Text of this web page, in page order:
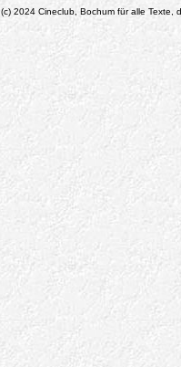
(c) 2024 Cineclub, Bochum für alle Texte,